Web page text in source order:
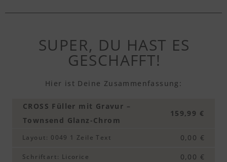
Textvorschau
Textvorschau
Textvorschau
Textvorschau
SUPER, DU HAST ES
GESCHAFFT!
Hier ist Deine Zusammenfassung:
CROSS Füller mit Gravur –
Townsend Glanz-Chrom
159,99 €
Layout: 0049 1 Zeile Text 0,00 €
Schriftart: Licorice 0,00 €